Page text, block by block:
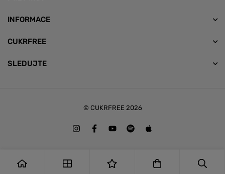
INFORMACE
CUKRFREE
SLEDUJTE
© CUKRFREE 2026